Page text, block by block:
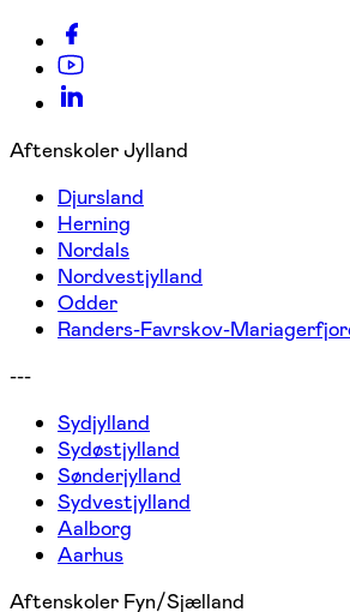
Aftenskoler Jylland
Djursland
Herning
Nordals
Nordvestjylland
Odder
Randers-Favrskov-
---
Sydjylland
Sydøstjylland
Sønderjylland
Sydvestjylland
Aalborg
Aarhus
Aftenskoler Fyn/Sjælland